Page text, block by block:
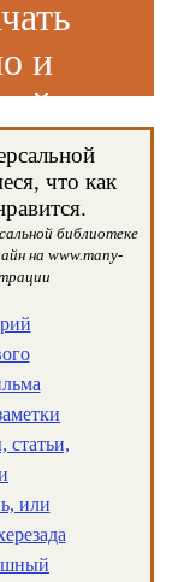
и
что как
библиотеке
на www.many-
статьи,
или